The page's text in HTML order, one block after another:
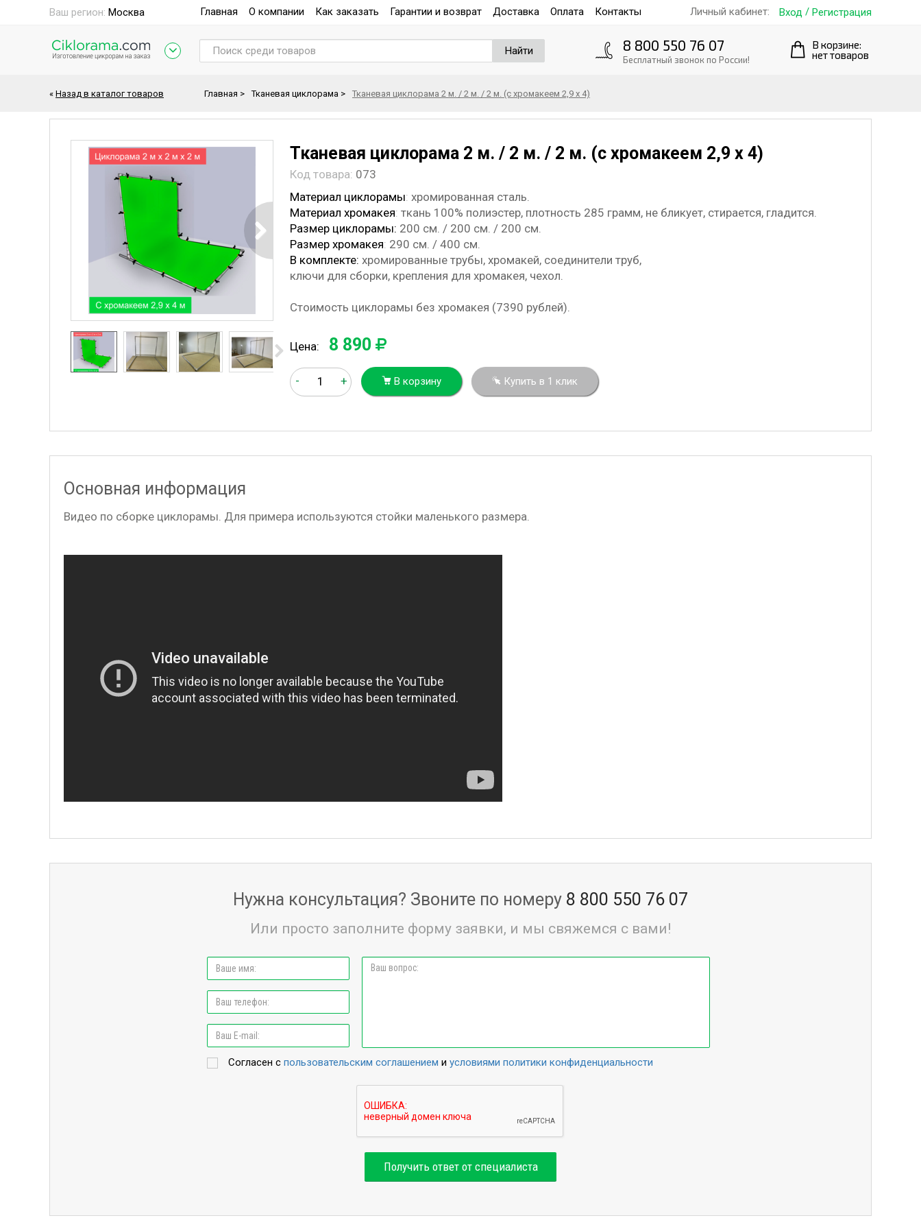
Ваш регион: Москва Главная О компании Как заказать Гарантии и возврат Доставка Оплата Контакты Личный кабинет: Вход / Регистрация
Найти 8 800 550 76 07
Бесплатный звонок по России!
В корзине:
нет товаров
« Назад в каталог товаров Главная > Тканевая циклорама > Тканевая циклорама 2 м. / 2 м. / 2 м. (с хромакеем 2,9 х 4)
Тканевая циклорама 2 м. / 2 м. / 2 м. (с хромакеем 2,9 х 4)
Код товара: 073
Материал циклорамы: хромированная сталь.
Материал хромакея: ткань 100% полиэстер, плотность 285 грамм, не бликует, стирается, гладится.
Размер циклорамы: 200 см. / 200 см. / 200 см.
Размер хромакея: 290 см. / 400 см.
В комплекте: хромированные трубы, хромакей, соединители труб,
ключи для сборки, крепления для хромакея, чехол.
Стоимость циклорамы без хромакея (7390 рублей).
Цена: 8 890
- + В корзину Купить в 1 клик
Основная информация
Видео по сборке циклорамы. Для примера используются стойки маленького размера.
Нужна консультация? Звоните по номеру 8 800 550 76 07
Или просто заполните форму заявки, и мы свяжемся с вами!
Согласен с пользовательским соглашением и условиями политики конфиденциальности
Получить ответ от специалиста